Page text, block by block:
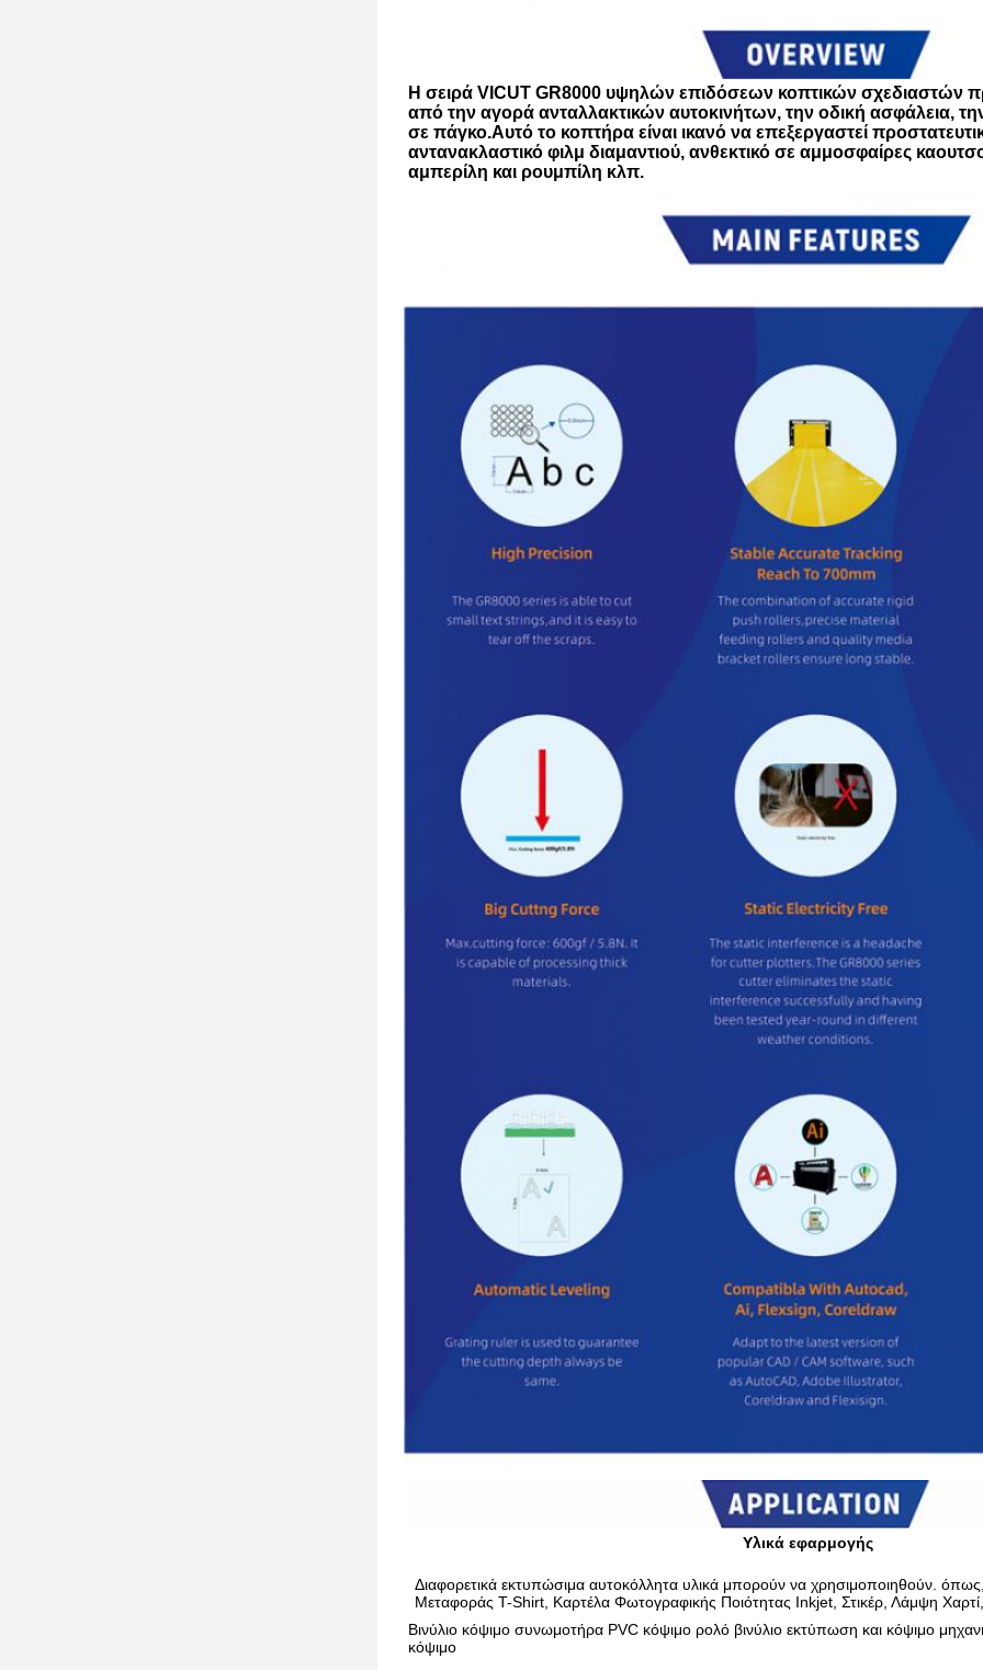
Η σειρά VICUT GR8000 υψηλών επιδόσεων κοπτικών σχεδιαστών
από την αγορά ανταλλακτικών αυτοκινήτων, την οδική ασφάλεια,
σε πάγκο.Αυτό το κοπτήρα είναι ικανό να επεξεργαστεί
αντανακλαστικό φιλμ διαμαντιού, ανθεκτικό σε αμμοσφαίρες
αμπερίλη και ρουμπίλη κλπ.
Υλικά εφαρμογής
Διαφορετικά εκτυπώσιμα αυτοκόλλητα υλικά μπορούν να χρησιμοποιηθούν.
Μεταφοράς T-Shirt, Καρτέλα Φωτογραφικής Ποιότητας Inkjet, Στικέρ, Λάμψη
Βινύλιο κόψιμο συνωμοτήρα PVC κόψιμο ρολό βινύλιο εκτύπωση και κόψιμο
κόψιμο